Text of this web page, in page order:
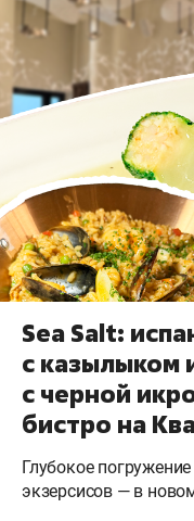
Sea Salt:
с казылыком
с черной
бистро на
Глубокое
экзерсисов — в